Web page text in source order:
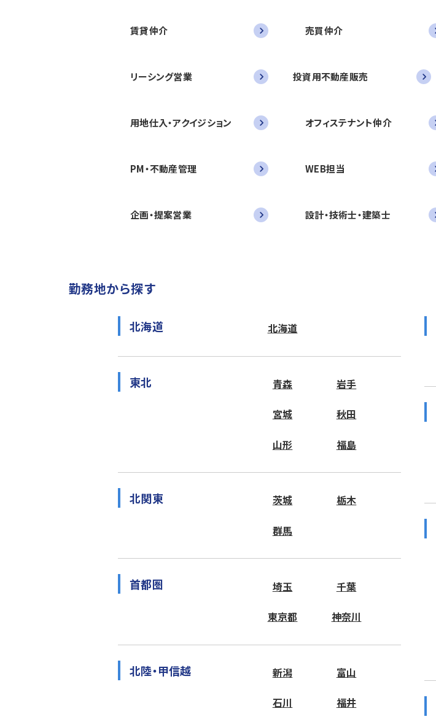
賃貸仲介 売買仲介
リーシング営業 投資用不動産販売
用地仕入・アクイジション オフィステナント仲介
PM・不動産管理 WEB担当
企画・提案営業 設計・技術士・建築士
勤務地から探す
北海道 北海道
東北 青森 岩手
宮城 秋田
山形 福島
北関東 茨城 栃木
群馬
首都圏 埼玉 千葉
東京都 神奈川
北陸・甲信越 新潟 富山
石川 福井